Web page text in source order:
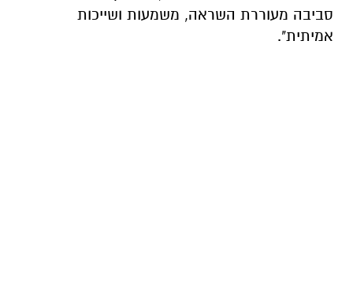
סביבה מעוררת השראה, משמעות ושייכות
אמיתית".